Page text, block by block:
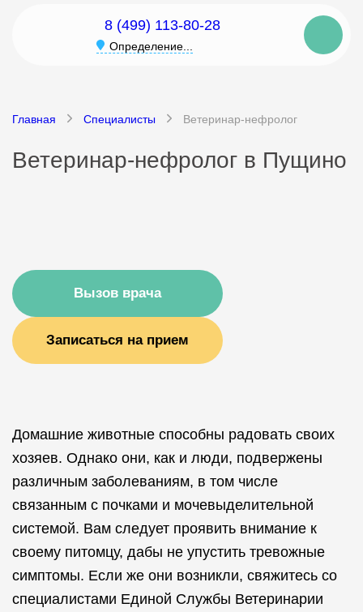
8 (499) 113-80-28
Определение...
Главная Специалисты Ветеринар-нефролог
Ветеринар-нефролог в Пущино
Вызов врача
Записаться на прием
Домашние животные способны радовать своих
хозяев. Однако они, как и люди, подвержены
различным заболеваниям, в том числе
связанным с почками и мочевыделительной
системой. Вам следует проявить внимание к
своему питомцу, дабы не упустить тревожные
симптомы. Если же они возникли, свяжитесь со
специалистами Единой Службы Ветеринарии